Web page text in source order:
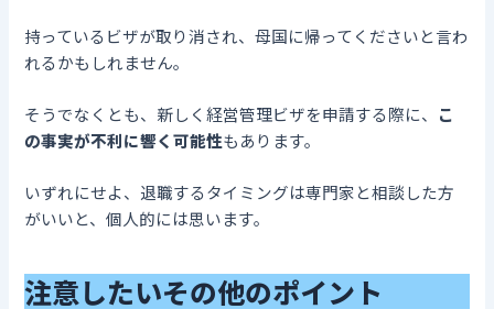
持っているビザが取り消され、母国に帰ってくださいと言わ
れるかもしれません。
そうでなくとも、新しく経営管理ビザを申請する際に、 こ
の事実が不利に響く可能性もあります。
いずれにせよ、退職するタイミングは専門家と相談した方
がいいと、個人的には思います。
注意したいその他のポイント